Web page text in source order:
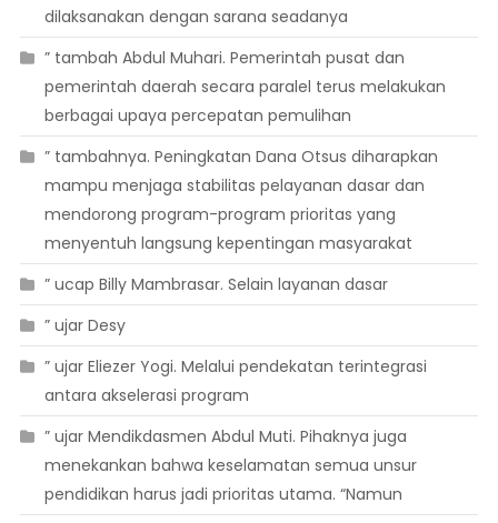
dilaksanakan dengan sarana seadanya
” tambah Abdul Muhari. Pemerintah pusat dan
pemerintah daerah secara paralel terus melakukan
berbagai upaya percepatan pemulihan
” tambahnya. Peningkatan Dana Otsus diharapkan
mampu menjaga stabilitas pelayanan dasar dan
mendorong program-program prioritas yang
menyentuh langsung kepentingan masyarakat
” ucap Billy Mambrasar. Selain layanan dasar
” ujar Desy
” ujar Eliezer Yogi. Melalui pendekatan terintegrasi
antara akselerasi program
” ujar Mendikdasmen Abdul Muti. Pihaknya juga
menekankan bahwa keselamatan semua unsur
pendidikan harus jadi prioritas utama. “Namun